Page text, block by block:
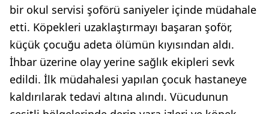
bir okul servisi şoförü saniyeler içinde müdahale
etti. Köpekleri uzaklaştırmayı başaran şoför,
küçük çocuğu adeta ölümün kıyısından aldı.
İhbar üzerine olay yerine sağlık ekipleri sevk
edildi. İlk müdahalesi yapılan çocuk hastaneye
kaldırılarak tedavi altına alındı. Vücudunun